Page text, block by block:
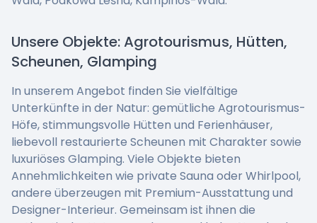
Unsere Objekte: Agrotourismus, Hütten,
Scheunen, Glamping
In unserem Angebot finden Sie vielfältige
Unterkünfte in der Natur: gemütliche Agrotourismus-
Höfe, stimmungsvolle Hütten und Ferienhäuser,
liebevoll restaurierte Scheunen mit Charakter sowie
luxuriöses Glamping. Viele Objekte bieten
Annehmlichkeiten wie private Sauna oder Whirlpool,
andere überzeugen mit Premium-Ausstattung und
Designer-Interieur. Gemeinsam ist ihnen die